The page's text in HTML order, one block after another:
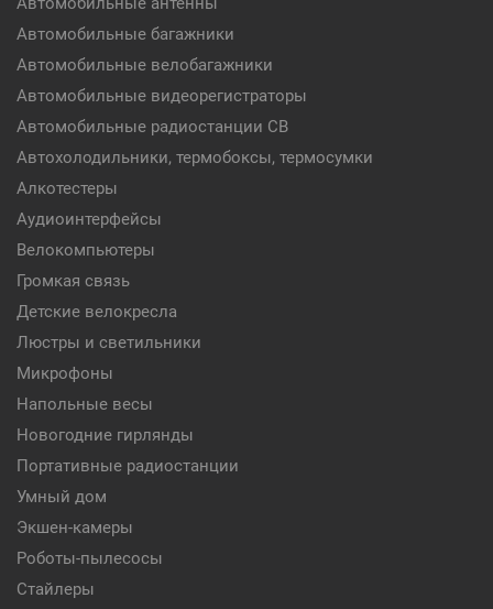
Автомобильные багажники
Автомобильные велобагажники
Автомобильные видеорегистраторы
Автомобильные радиостанции CB
Автохолодильники, термобоксы, термосумки
Алкотестеры
Аудиоинтерфейсы
Велокомпьютеры
Громкая связь
Детские велокресла
Люстры и светильники
Микрофоны
Напольные весы
Новогодние гирлянды
Портативные радиостанции
Умный дом
Экшен-камеры
Роботы-пылесосы
Стайлеры